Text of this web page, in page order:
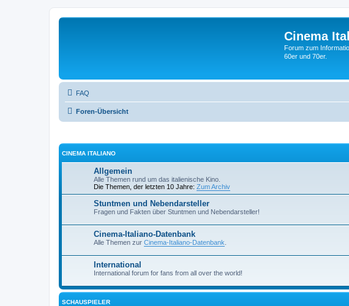
Cinema
Forum zum
60er und 70er.
FAQ
Foren-Übersicht
CINEMA ITALIANO
Allgemein
Alle Themen rund um das italienische Kino.
Die Themen, der letzten 10 Jahre: Zum Archiv
Stuntmen und Nebendarsteller
Fragen und Fakten über Stuntmen und Nebendarsteller!
Cinema-Italiano-Datenbank
Alle Themen zur Cinema-Italiano-Datenbank
International
International forum for fans from all over the world!
SCHAUSPIELER